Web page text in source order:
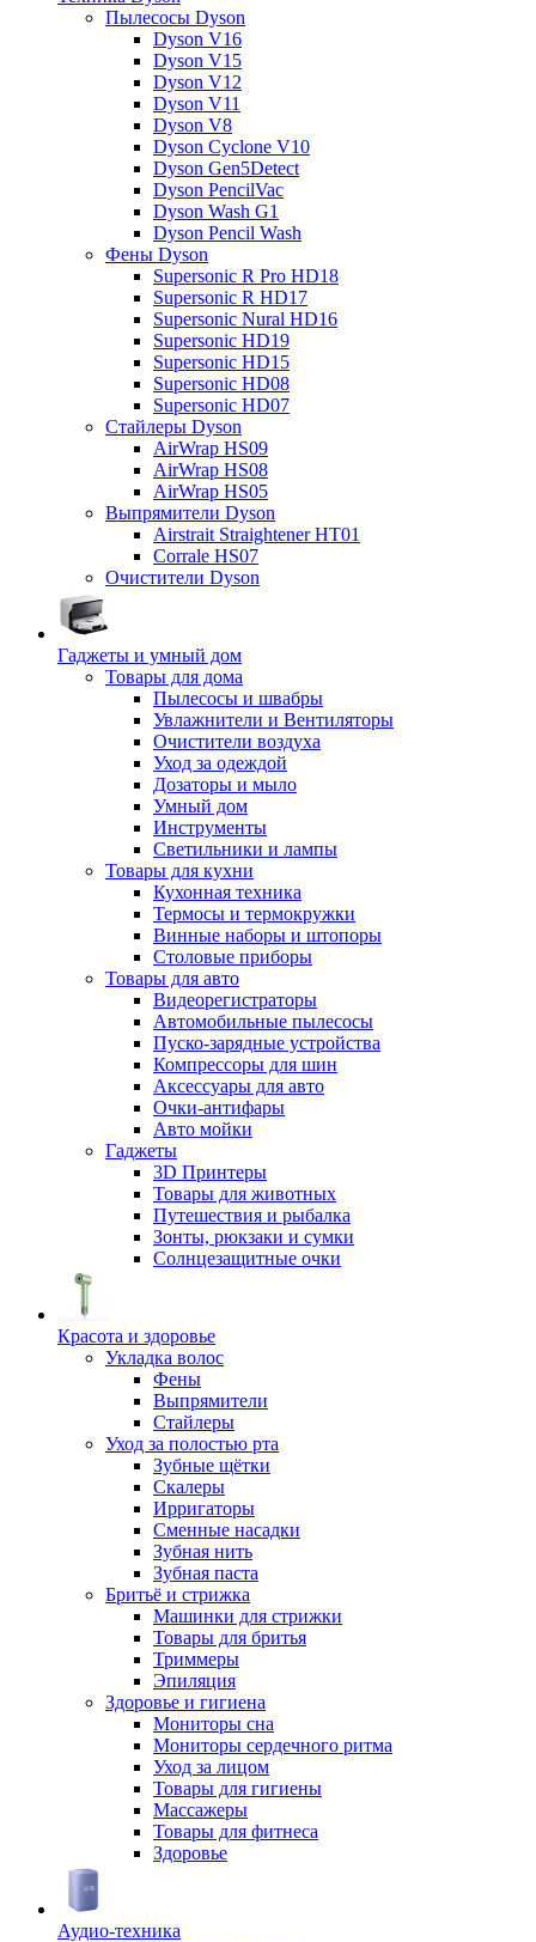
Пылесосы Dyson
Dyson V16
Dyson V15
Dyson V12
Dyson V11
Dyson V8
Dyson Cyclone V10
Dyson Gen5Detect
Dyson PencilVac
Dyson Wash G1
Dyson Pencil Wash
Фены Dyson
Supersonic R Pro HD18
Supersonic R HD17
Supersonic Nural HD16
Supersonic HD19
Supersonic HD15
Supersonic HD08
Supersonic HD07
Стайлеры Dyson
AirWrap HS09
AirWrap HS08
AirWrap HS05
Выпрямители Dyson
Airstrait Straightener HT01
Corrale HS07
Очистители Dyson
Гаджеты и умный дом
Товары для дома
Пылесосы и швабры
Увлажнители и Вентиляторы
Очистители воздуха
Уход за одеждой
Дозаторы и мыло
Умный дом
Инструменты
Светильники и лампы
Товары для кухни
Кухонная техника
Термосы и термокружки
Винные наборы и штопоры
Столовые приборы
Товары для авто
Видеорегистраторы
Автомобильные пылесосы
Пуско-зарядные устройства
Компрессоры для шин
Аксессуары для авто
Очки-антифары
Авто мойки
Гаджеты
3D Принтеры
Товары для животных
Путешествия и рыбалка
Зонты, рюкзаки и сумки
Солнцезащитные очки
Красота и здоровье
Укладка волос
Фены
Выпрямители
Стайлеры
Уход за полостью рта
Зубные щётки
Скалеры
Ирригаторы
Сменные насадки
Зубная нить
Зубная паста
Бритьё и стрижка
Машинки для стрижки
Товары для бритья
Триммеры
Эпиляция
Здоровье и гигиена
Мониторы сна
Мониторы сердечного ритма
Уход за лицом
Товары для гигиены
Массажеры
Товары для фитнеса
Здоровье
Аудио-техника